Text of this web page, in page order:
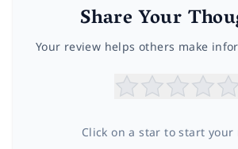
Share Your
Your review helps others make
Click on a star to start your